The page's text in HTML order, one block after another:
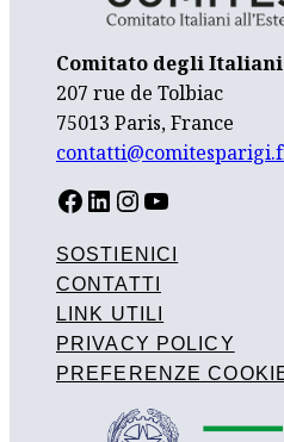
Comitato degli Italiani
207 rue de Tolbiac
75013 Paris, France
FACEBOOK LINKEDIN INSTAGRAM YOUTUBE
SOSTIENICI
CONTATTI
LINK UTILI
PRIVACY POLICY
PREFERENZE